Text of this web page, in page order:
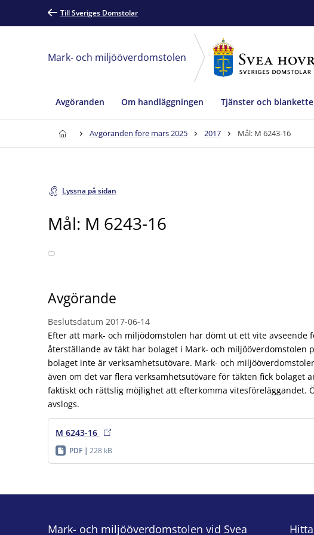
Till Sveriges Domstolar
Mark- och miljööverdomstolen
Avgöranden Om handläggningen Tjänster och
Avgöranden före mars 2025 2017 Mål: M 6243-16
Lyssna på sidan
Mål: M 6243-16
Avgörande
Beslutsdatum 2017-06-14
Efter att mark- och miljödomstolen har dömt ut ett vite avseende
återställande av täkt har bolaget i Mark- och miljööverdomstolen
bolaget inte är verksamhetsutövare. Mark- och
även om det var flera verksamhetsutövare för täkten fick bolaget
faktiskt och rättslig möjlighet att efterkomma vitesföreläggandet.
avslogs.
M 6243-16
PDF 228 kB
Mark- och miljööverdomstolen vid Svea